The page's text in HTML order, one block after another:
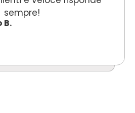
sempre!
B.